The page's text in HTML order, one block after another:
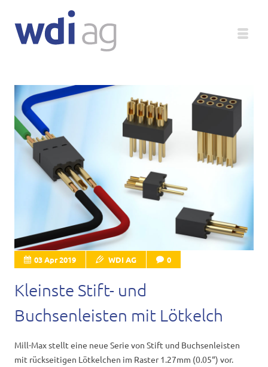
Unternehmen
Produkte
Service
Medien
Magazin
Karriere
03 Apr 2019 WDI AG 0
Kleinste Stift- und
Buchsenleisten mit Lötkelch
Mill-Max stellt eine neue Serie von Stift und Buchsenleisten
mit rückseitigen Lötkelchen im Raster 1.27mm (0.05“) vor.